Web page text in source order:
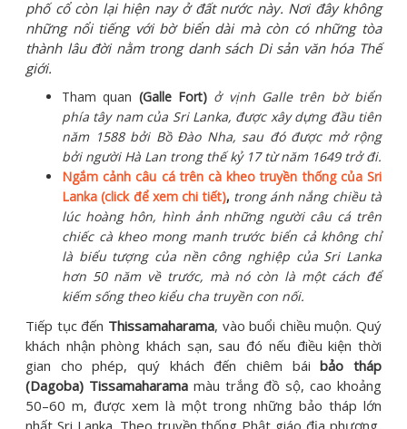
phố cổ còn lại hiện nay ở đất nước này. Nơi đây không
những nổi tiếng với bờ biển dài mà còn có những tòa
thành lâu đời nằm trong danh sách Di sản văn hóa Thế
giới.
Tham quan (Galle Fort) ở vịnh Galle trên bờ biển
phía tây nam của Sri Lanka, được xây dựng đầu tiên
năm 1588 bởi Bồ Đào Nha, sau đó được mở rộng
bởi người Hà Lan trong thế kỷ 17 từ năm 1649 trở đi.
Ngắm cảnh câu cá trên cà kheo truyền thống của Sri
Lanka (click để xem chi tiết), trong ánh nắng chiều tà
lúc hoàng hôn, hình ảnh những người câu cá trên
chiếc cà kheo mong manh trước biển cả không chỉ
là biểu tượng của nền công nghiệp của Sri Lanka
hơn 50 năm về trước, mà nó còn là một cách để
kiếm sống theo kiểu cha truyền con nối.
Tiếp tục đến Thissamaharama, vào buổi chiều muộn. Quý
khách nhận phòng khách sạn, sau đó nếu điều kiện thời
gian cho phép, quý khách đến chiêm báibảo tháp
(Dagoba) Tissamaharamamàu trắng đồ sộ, cao khoảng
50–60 m, được xem là một trong những bảo tháp lớn
nhất Sri Lanka. Theo truyền thống Phật giáo địa phương,